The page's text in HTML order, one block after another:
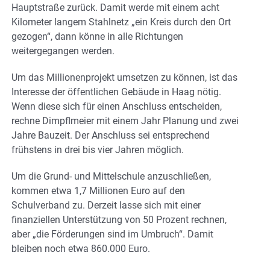
Hauptstraße zurück. Damit werde mit einem acht
Kilometer langem Stahlnetz „ein Kreis durch den Ort
gezogen“, dann könne in alle Richtungen
weitergegangen werden.
Um das Millionenprojekt umsetzen zu können, ist das
Interesse der öffentlichen Gebäude in Haag nötig.
Wenn diese sich für einen Anschluss entscheiden,
rechne Dimpflmeier mit einem Jahr Planung und zwei
Jahre Bauzeit. Der Anschluss sei entsprechend
frühstens in drei bis vier Jahren möglich.
Um die Grund- und Mittelschule anzuschließen,
kommen etwa 1,7 Millionen Euro auf den
Schulverband zu. Derzeit lasse sich mit einer
finanziellen Unterstützung von 50 Prozent rechnen,
aber „die Förderungen sind im Umbruch“. Damit
bleiben noch etwa 860.000 Euro.